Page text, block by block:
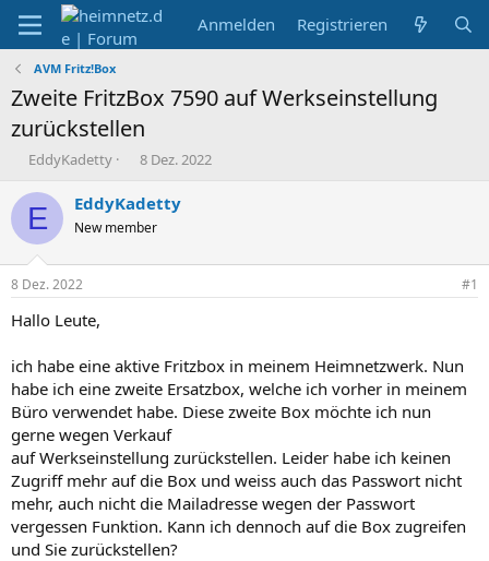
Anmelden Registrieren
AVM Fritz!Box
Zweite FritzBox 7590 auf Werkseinstellung
zurückstellen
E
s
l
e
r
EddyKadetty
E
s
e
t
8 Dez. 2022
E EddyKadetty
New member
8 Dez. 2022 #1
Hallo Leute,
ich habe eine aktive Fritzbox in meinem Heimnetzwerk. Nun
habe ich eine zweite Ersatzbox, welche ich vorher in meinem
Büro verwendet habe. Diese zweite Box möchte ich nun
gerne wegen Verkauf
auf Werkseinstellung zurückstellen. Leider habe ich keinen
Zugriff mehr auf die Box und weiss auch das Passwort nicht
mehr, auch nicht die Mailadresse wegen der Passwort
vergessen Funktion. Kann ich dennoch auf die Box zugreifen
und Sie zurückstellen?